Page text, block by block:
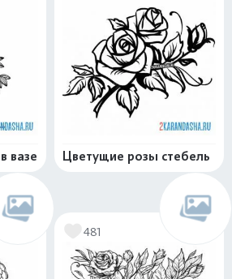
вазе Цветущие розы стебель
481